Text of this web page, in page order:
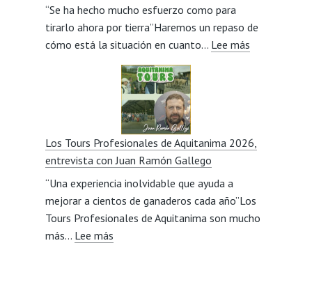
de
un
cebadero?,
entrevista
con
Javier
Lillo
“Se ha hecho mucho esfuerzo como para
tirarlo ahora por tierra”Haremos un repaso de
cómo está la situación en cuanto… Lee más:
relevo
y
Mercosur,
Los Tours Profesionales de Aquitanima 2026,
entrevista con Juan Ramón Gallego
“Una experiencia inolvidable que ayuda a
mejorar a cientos de ganaderos cada año”Los
Tours Profesionales de Aquitanima son mucho
más… Lee más: